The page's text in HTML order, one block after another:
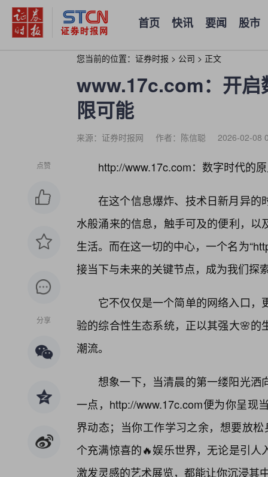
首页 快讯 要闻 股市
您当前的位置： 证券时报 > 公司 > 正文
www.17c.com：开启
限可能
来源：证券时报网 作者：陈信聪 2026-02-08
点赞
分享
http://www.17c.com：数字时代的
在这个信息爆炸、技术日新月异的
水般涌来的信息，触手可及的便利，
生活。而在这一切的中心，一个名为
接当下与未来的关键节点，成为我们探
它不仅仅是一个简单的网络入口
验的综合性生态系统，正以其强大🌸
潮流。
想象一下，当清晨的第一缕阳光洒
一点，http://www.17c.com便为你呈现
界动态；当你工作学习之余，想要放
个充满惊喜的🔥娱乐世界，无论是引
激发灵感的艺术展览，都能让你沉浸其